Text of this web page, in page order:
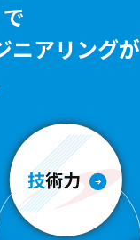
ニアリングが